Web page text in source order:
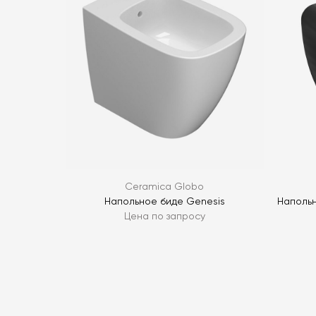
Ceramica Globo
Напольное биде Genesis
Цена по запросу